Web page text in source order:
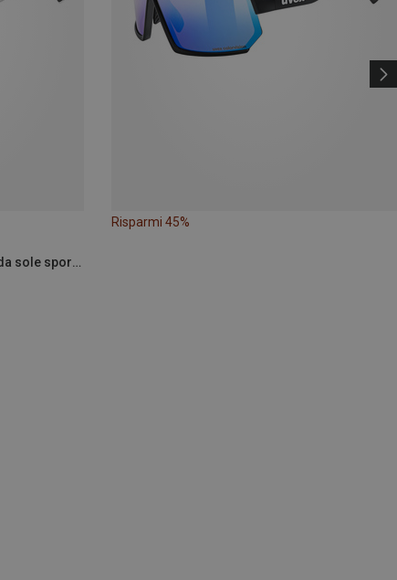
Uvex | Occhiali sportivi e occhiali da sole sportivi
Risparmi 45%